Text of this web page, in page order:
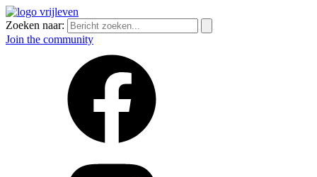
Zoeken naar:
Join the community